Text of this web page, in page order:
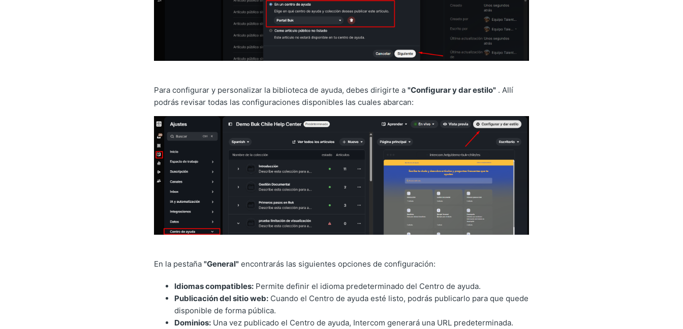
Para configurar y personalizar la biblioteca de ayuda, debes dirigirte a "Configurar y dar estilo" . Allí
podrás revisar todas las configuraciones disponibles las cuales abarcan:
En la pestaña "General" encontrarás las siguientes opciones de configuración:
Idiomas compatibles:Permite definir el idioma predeterminado del Centro de ayuda.
Publicación del sitio web:Cuando el Centro de ayuda esté listo, podrás publicarlo para que quede
disponible de forma pública.
Dominios:Una vez publicado el Centro de ayuda, Intercom generará una URL predeterminada.